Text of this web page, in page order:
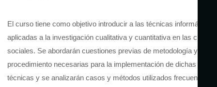
El curso tiene como objetivo introducir a las técnicas informáticas
aplicadas a la investigación cualitativa y cuantitativa en las
sociales. Se abordarán cuestiones previas de metodología y
procedimiento necesarias para la implementación de dichas
técnicas y se analizarán casos y métodos utilizados